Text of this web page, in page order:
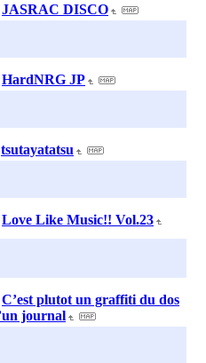
JASRAC DISCO
HardNRG JP
tsutayatatsu
Love Like Music!! Vol.23
C’est plutot un graffiti du dos
journal